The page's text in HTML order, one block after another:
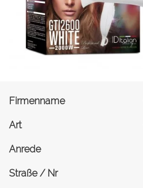
Firmenname
Art
Anrede
Straße / Nr